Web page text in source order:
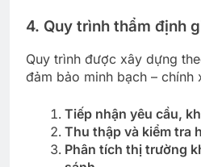
4. Quy trình thẩm định
Quy trình được xây dựng
đảm bảo minh bạch – chính
Tiếp nhận yêu cầu,
Thu thập và kiểm tra
Phân tích thị trường